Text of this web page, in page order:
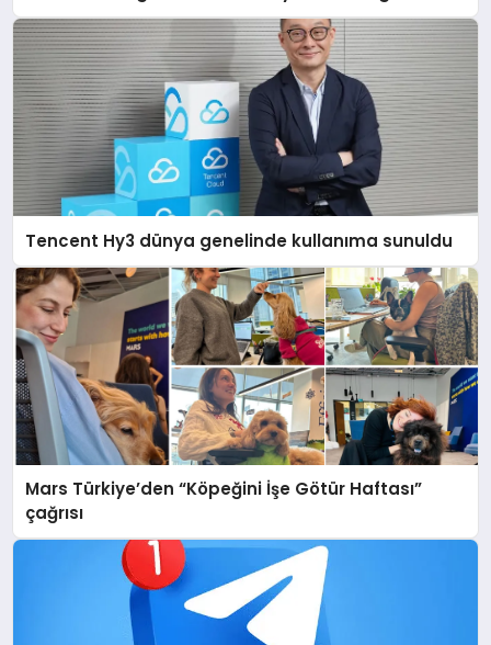
Tencent Hy3 dünya genelinde kullanıma sunuldu
Mars Türkiye’den “Köpeğini İşe Götür Haftası”
çağrısı